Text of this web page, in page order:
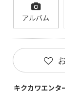
アルバム
キクカワエンタ